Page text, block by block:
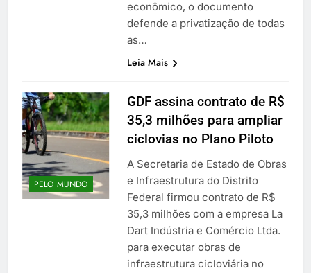
econômico, o documento
defende a privatização de todas
as…
Leia Mais
PELO MUNDO
GDF assina contrato de R$
35,3 milhões para ampliar
ciclovias no Plano Piloto
A Secretaria de Estado de Obras
e Infraestrutura do Distrito
Federal firmou contrato de R$
35,3 milhões com a empresa La
Dart Indústria e Comércio Ltda.
para executar obras de
infraestrutura cicloviária no